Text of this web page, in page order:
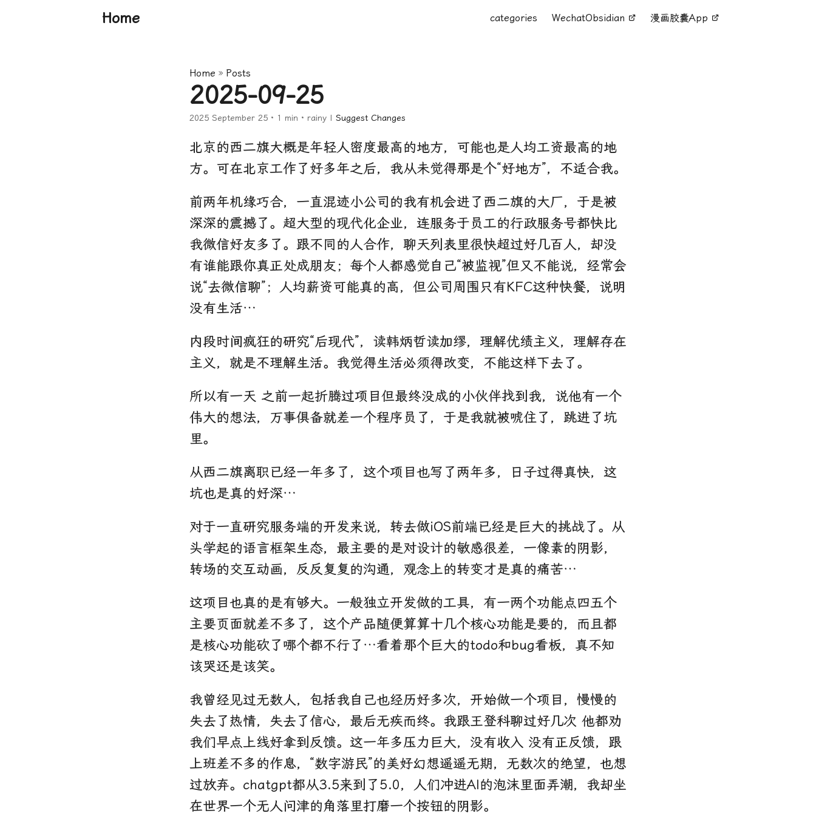
Home categories WechatObsidian 漫画胶囊App
Home » Posts
2025-09-25
2025 September 25 · 1 min · rainy | Suggest Changes
北京的西二旗大概是年轻人密度最高的地方，可能也是人均工资最高的地
方。可在北京工作了好多年之后，我从未觉得那是个“好地方”，不适合我。
前两年机缘巧合，一直混迹小公司的我有机会进了西二旗的大厂，于是被
深深的震撼了。超大型的现代化企业，连服务于员工的行政服务号都快比
我微信好友多了。跟不同的人合作，聊天列表里很快超过好几百人，却没
有谁能跟你真正处成朋友；每个人都感觉自己“被监视”但又不能说，经常会
说“去微信聊”；人均薪资可能真的高，但公司周围只有KFC这种快餐，说明
没有生活…
内段时间疯狂的研究“后现代”，读韩炳哲读加缪，理解优绩主义，理解存在
主义，就是不理解生活。我觉得生活必须得改变，不能这样下去了。
所以有一天 之前一起折腾过项目但最终没成的小伙伴找到我，说他有一个
伟大的想法，万事俱备就差一个程序员了，于是我就被唬住了，跳进了坑
里。
从西二旗离职已经一年多了，这个项目也写了两年多，日子过得真快，这
坑也是真的好深…
对于一直研究服务端的开发来说，转去做iOS前端已经是巨大的挑战了。从
头学起的语言框架生态，最主要的是对设计的敏感很差，一像素的阴影，
转场的交互动画，反反复复的沟通，观念上的转变才是真的痛苦…
这项目也真的是有够大。一般独立开发做的工具，有一两个功能点四五个
主要页面就差不多了，这个产品随便算算十几个核心功能是要的，而且都
是核心功能砍了哪个都不行了…看着那个巨大的todo和bug看板，真不知
该哭还是该笑。
我曾经见过无数人，包括我自己也经历好多次，开始做一个项目，慢慢的
失去了热情，失去了信心，最后无疾而终。我跟王登科聊过好几次 他都劝
我们早点上线好拿到反馈。这一年多压力巨大，没有收入 没有正反馈，跟
上班差不多的作息，“数字游民”的美好幻想遥遥无期，无数次的绝望，也想
过放弃。chatgpt都从3.5来到了5.0，人们冲进AI的泡沫里面弄潮，我却坐
在世界一个无人问津的角落里打磨一个按钮的阴影。